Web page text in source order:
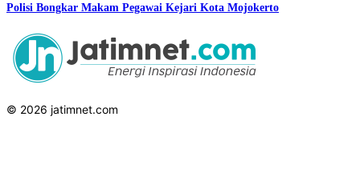
Polisi Bongkar Makam Pegawai Kejari Kota Mojokerto
© 2026 jatimnet.com